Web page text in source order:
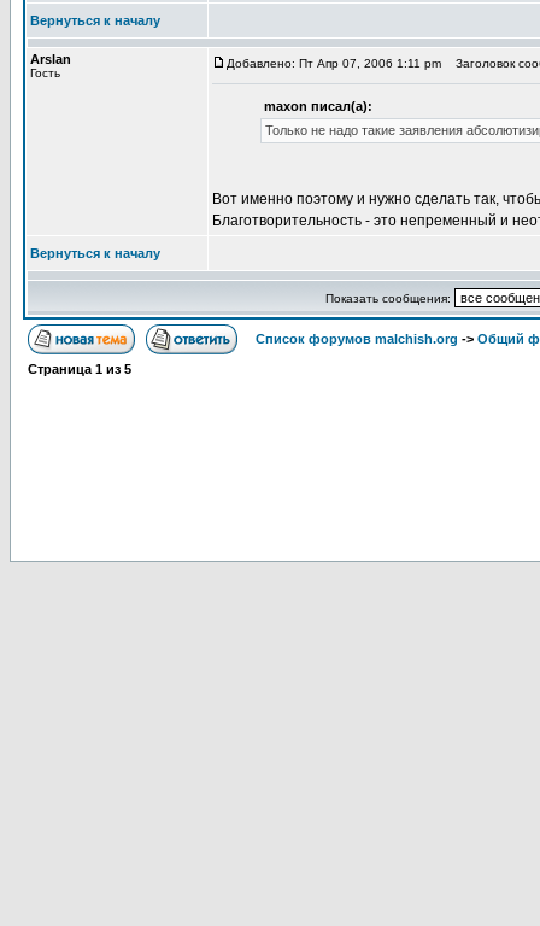
Вернуться к началу
Arslan
Гость
Добавлено: Пт Апр 07, 2006 1:11 pm Заголовок
maxon писал(а):
Только не надо такие заявления
Вот именно поэтому и нужно сделать так,
Благотворительность - это непременный и
Вернуться к началу
Показать сообщения:
Список форумов malchish.org -> Общий
Страница 1 из 5